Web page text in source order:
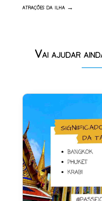
atrações da ilha→
Vai ajudar